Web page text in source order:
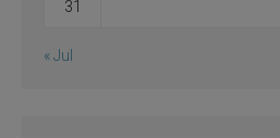
31
« Jul